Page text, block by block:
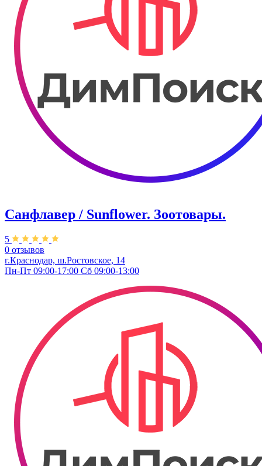
Санфлавер / Sunflower. Зоотовары.
5
0 отзывов
г.Краснодар, ш.Ростовское, 14
Пн-Пт 09:00-17:00 Сб 09:00-13:00